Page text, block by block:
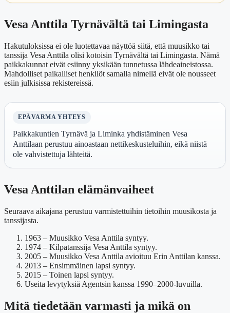
Vesa Anttila Tyrnävältä tai Limingasta
Hakutuloksissa ei ole luotettavaa näyttöä siitä, että muusikko tai
tanssija Vesa Anttila olisi kotoisin Tyrnävältä tai Limingasta. Nämä
paikkakunnat eivät esiinny yksikään tunnetussa lähdeaineistossa.
Mahdolliset paikalliset henkilöt samalla nimellä eivät ole nousseet
esiin julkisissa rekistereissä.
EPÄVARMA YHTEYS
Paikkakuntien Tyrnävä ja Liminka yhdistäminen Vesa
Anttilaan perustuu ainoastaan nettikeskusteluihin, eikä niistä
ole vahvistettuja lähteitä.
Vesa Anttilan elämänvaiheet
Seuraava aikajana perustuu varmistettuihin tietoihin muusikosta ja
tanssijasta.
1963 – Muusikko Vesa Anttila syntyy.
1974 – Kilpatanssija Vesa Anttila syntyy.
2005 – Muusikko Vesa Anttila avioituu Erin Anttilan kanssa.
2013 – Ensimmäinen lapsi syntyy.
2015 – Toinen lapsi syntyy.
Useita levytyksiä Agentsin kanssa 1990–2000-luvuilla.
Mitä tiedetään varmasti ja mikä on